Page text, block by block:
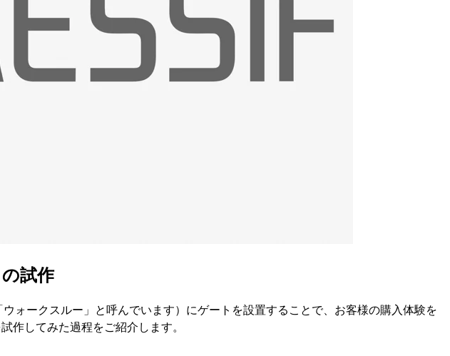
試作
ォークスルー」と呼んでいます）にゲートを設置することで、お客様の購入体験を
作してみた過程をご紹介します。